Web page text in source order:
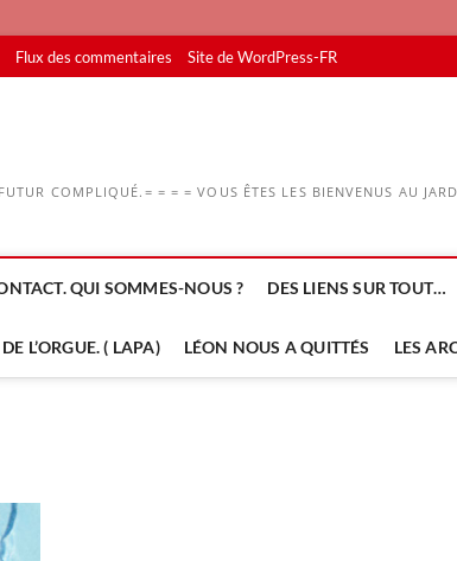
Flux des commentaires Site de WordPress-FR
COMPLIQUÉ.= = = = VOUS ÊTES LES BIENVENUS AU
QUI SOMMES-NOUS ? DES LIENS SUR TOUT…
L’ORGUE. ( LAPA) LÉON NOUS A QUITTÉS LES